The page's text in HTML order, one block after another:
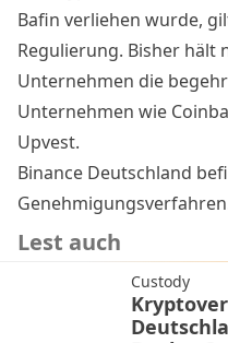
Bafin verliehen wurde,
Regulierung. Bisher hält
Unternehmen die
Unternehmen wie
Upvest.
Binance Deutschland
Genehmigungsverfahren
Lest auch
Custody